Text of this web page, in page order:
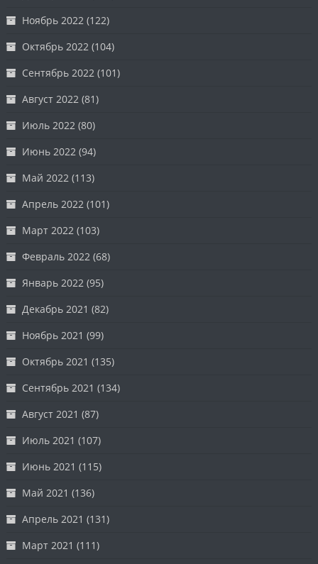
Ноябрь 2022 (122)
Октябрь 2022 (104)
Сентябрь 2022 (101)
Август 2022 (81)
Июль 2022 (80)
Июнь 2022 (94)
Май 2022 (113)
Апрель 2022 (101)
Март 2022 (103)
Февраль 2022 (68)
Январь 2022 (95)
Декабрь 2021 (82)
Ноябрь 2021 (99)
Октябрь 2021 (135)
Сентябрь 2021 (134)
Август 2021 (87)
Июль 2021 (107)
Июнь 2021 (115)
Май 2021 (136)
Апрель 2021 (131)
Март 2021 (111)